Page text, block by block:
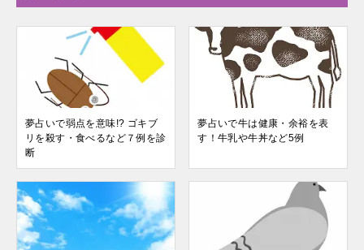
夢占いで弱点を意味!? ゴキブ
リを殺す・食べるなど７例を診
断
夢占いで牛は健康・余裕を表
す！牛乳や牛丼など5例